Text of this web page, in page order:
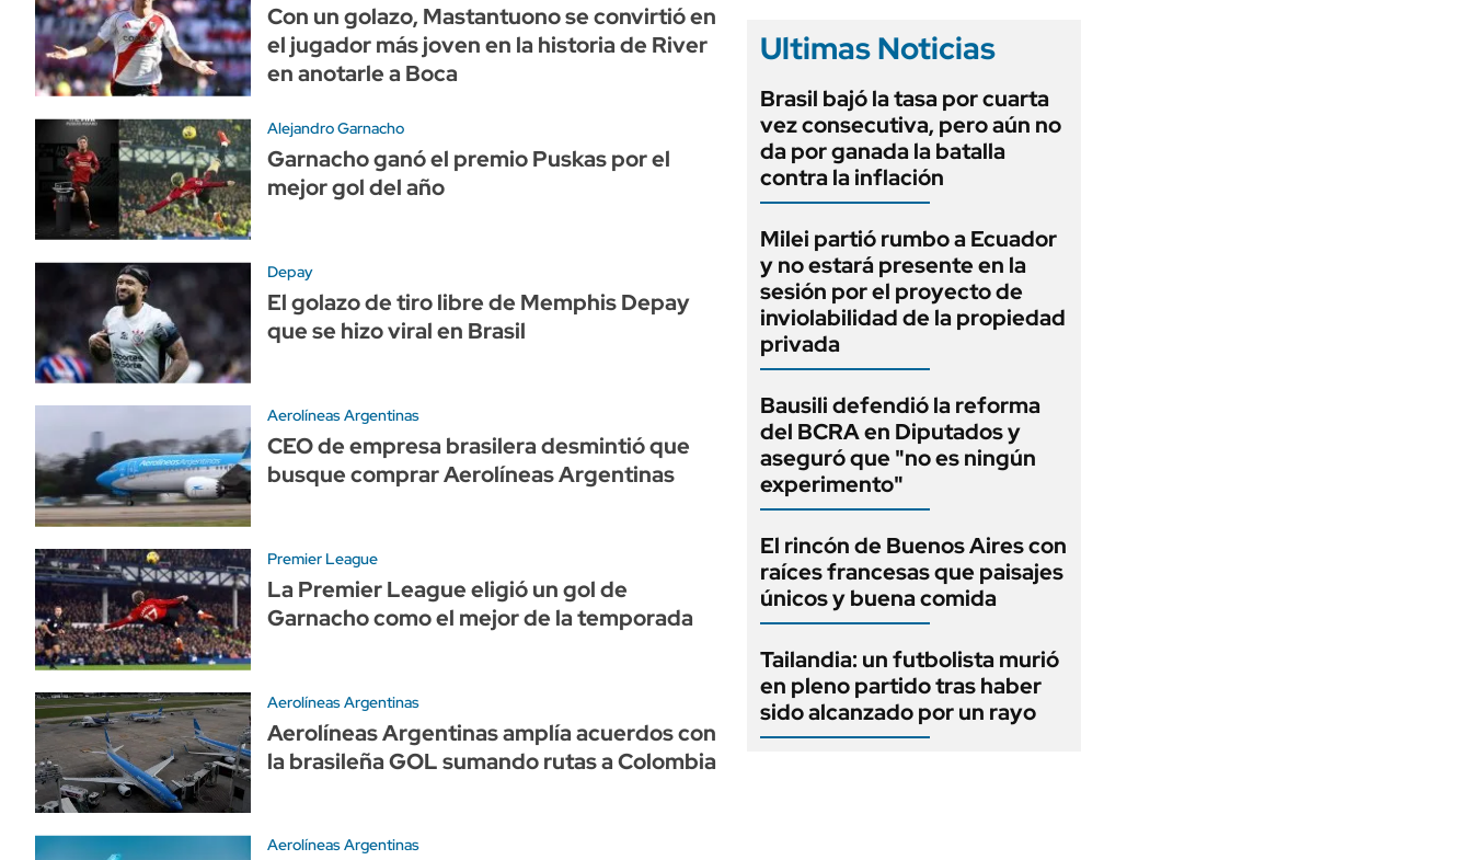
Con un golazo, Mastantuono se convirtió en
el jugador más joven en la historia de River
en anotarle a Boca
Alejandro Garnacho
Garnacho ganó el premio Puskas por el
mejor gol del año
Depay
El golazo de tiro libre de Memphis Depay
que se hizo viral en Brasil
Aerolíneas Argentinas
CEO de empresa brasilera desmintió que
busque comprar Aerolíneas Argentinas
Premier League
La Premier League eligió un gol de
Garnacho como el mejor de la temporada
Aerolíneas Argentinas
Aerolíneas Argentinas amplía acuerdos con
la brasileña GOL sumando rutas a Colombia
Aerolíneas Argentinas
Ultimas Noticias
Brasil bajó la tasa por cuarta
vez consecutiva, pero aún no
da por ganada la batalla
contra la inflación
Milei partió rumbo a Ecuador
y no estará presente en la
sesión por el proyecto de
inviolabilidad de la propiedad
privada
Bausili defendió la reforma
del BCRA en Diputados y
aseguró que "no es ningún
experimento"
El rincón de Buenos Aires con
raíces francesas que paisajes
únicos y buena comida
Tailandia: un futbolista murió
en pleno partido tras haber
sido alcanzado por un rayo